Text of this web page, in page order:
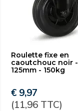
Roulette fixe en
caoutchouc noir -
125mm - 150kg
€ 9,97
(11,96 TTC)